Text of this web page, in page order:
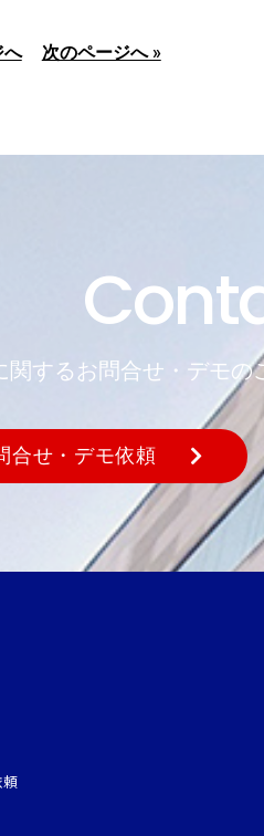
へ 次のページへ »
関するお問合せ・デモ
合せ・デモ依頼